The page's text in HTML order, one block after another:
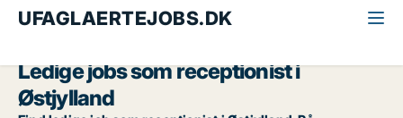
UFAGLAERTEJOBS.DK
Ledige jobs som receptionist i
Østjylland